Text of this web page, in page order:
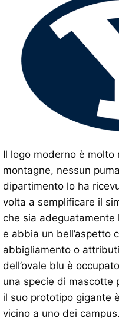
Il logo moderno è
montagne, nessun
dipartimento lo ha
volta a semplificare il
che sia
e abbia un bell’aspetto
abbigliamento o
dell’ovale blu è
una specie di mascotte
il suo prototipo gigante
vicino a uno dei